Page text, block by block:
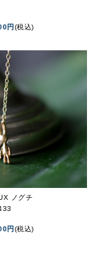
円(税込)
ノグチ
円(税込)